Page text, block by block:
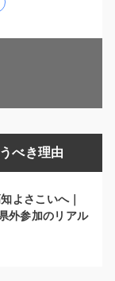
べき理由
よさこいへ｜
外参加のリアル